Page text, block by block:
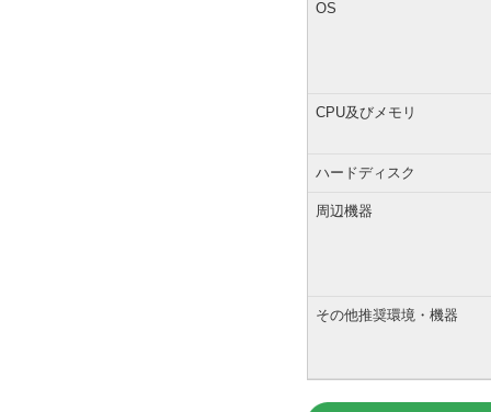
OS
CPU及びメモリ
ハードディスク
周辺機器
その他推奨環境・機器